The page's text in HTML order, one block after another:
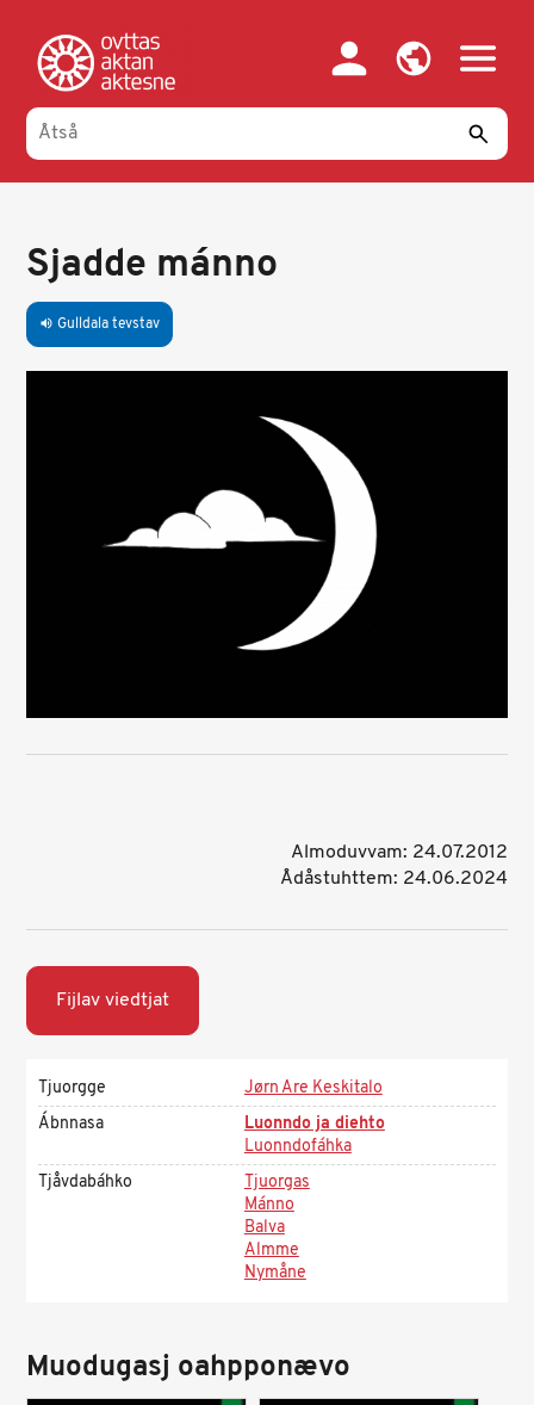
oajvve-
sisadnuj
Sjadde mánno
volume_up Gulldala tevstav
Almoduvvam: 24.07.2012
Ådåstuhttem: 24.06.2024
Fijlav viedtjat
Tjuorgge
Jørn Are Keskitalo
Ábnnasa
Luonndo ja diehto
Luonndofáhka
Tjåvdabáhko
Tjuorgas
Mánno
Balva
Almme
Nymåne
Muodugasj oahpponævo